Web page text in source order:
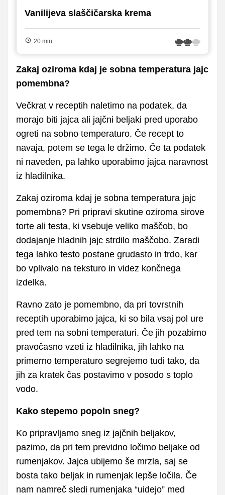
Vanilijeva slaščičarska krema
20 min
Zakaj oziroma kdaj je sobna temperatura jajc
pomembna?
Večkrat v receptih naletimo na podatek, da
morajo biti jajca ali jajčni beljaki pred uporabo
ogreti na sobno temperaturo. Če recept to
navaja, potem se tega le držimo. Če ta podatek
ni naveden, pa lahko uporabimo jajca naravnost
iz hladilnika.
Zakaj oziroma kdaj je sobna temperatura jajc
pomembna? Pri pripravi skutine oziroma sirove
torte ali testa, ki vsebuje veliko maščob, bo
dodajanje hladnih jajc strdilo maščobo. Zaradi
tega lahko testo postane grudasto in trdo, kar
bo vplivalo na teksturo in videz končnega
izdelka.
Ravno zato je pomembno, da pri tovrstnih
receptih uporabimo jajca, ki so bila vsaj pol ure
pred tem na sobni temperaturi. Če jih pozabimo
pravočasno vzeti iz hladilnika, jih lahko na
primerno temperaturo segrejemo tudi tako, da
jih za kratek čas postavimo v posodo s toplo
vodo.
Kako stepemo popoln sneg?
Ko pripravljamo sneg iz jajčnih beljakov,
pazimo, da pri tem previdno ločimo beljake od
rumenjakov. Jajca ubijemo še mrzla, saj se
bosta tako beljak in rumenjak lepše ločila. Če
nam namreč sledi rumenjaka “uidejo” med